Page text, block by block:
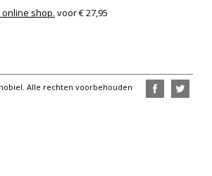
shop. voor € 27,95
Alle rechten voorbehouden